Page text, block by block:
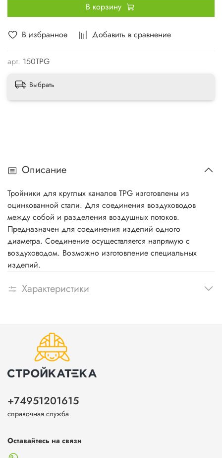
В избранное Добавить в сравнение
арт. 150TPG
В корзину
Выбрать
Описание
Тройники для круглых каналов TPG изготовлены из
оцинкованной стали. Для соединения воздуховодов
между собой и разделения воздушных потоков.
Предназначен для соединения изделий одного
диаметра. Соединение осуществляется напрямую с
воздуховодом. Возможно изготовление специальных
изделий.
Характеристики
+74951201615
справочная служба
Оставайтесь на связи